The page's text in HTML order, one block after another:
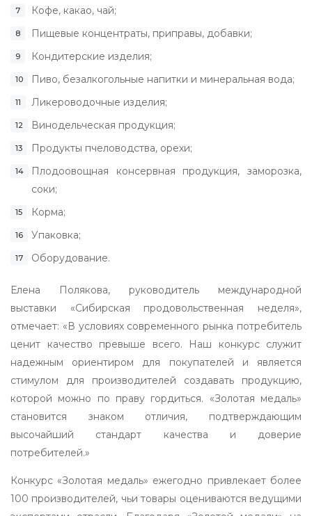
Кофе, какао, чай;
Пищевые концентраты, приправы, добавки;
Кондитерские изделия;
Пиво, безалкогольные напитки и минеральная вода;
Ликероводочные изделия;
Винодельческая продукция;
Продукты пчеловодства, орехи;
Плодоовощная консервная продукция, заморозка,
соки;
Корма;
Упаковка;
Оборудование.
Елена Полякова, руководитель международной
выставки «Сибирская продовольственная неделя»,
отмечает: «В условиях современного рынка потребитель
ценит качество превыше всего. Наш конкурс служит
надежным ориентиром для покупателей и является
стимулом для производителей создавать продукцию,
которой можно по праву гордиться. «Золотая медаль»
становится знаком отличия, подтверждающим
высочайший стандарт качества и доверие
потребителей.»
Конкурс «Золотая медаль» ежегодно привлекает более
100 производителей, чьи товары оцениваются ведущими